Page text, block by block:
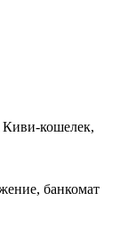
Киви-кошелек,
банкомат